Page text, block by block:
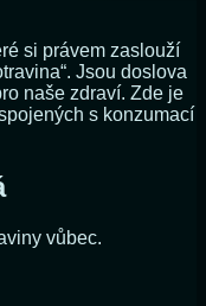
si právem zaslouží
Jsou doslova
naše zdraví. Zde je
s konzumací
vůbec.